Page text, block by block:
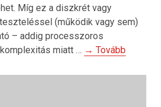
Míg ez a diszkrét vagy
(működik vagy sem)
– addig processzoros
miatt … → Tovább